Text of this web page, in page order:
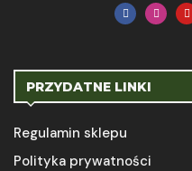
PRZYDATNE LINKI
Regulamin sklepu
Polityka prywatności